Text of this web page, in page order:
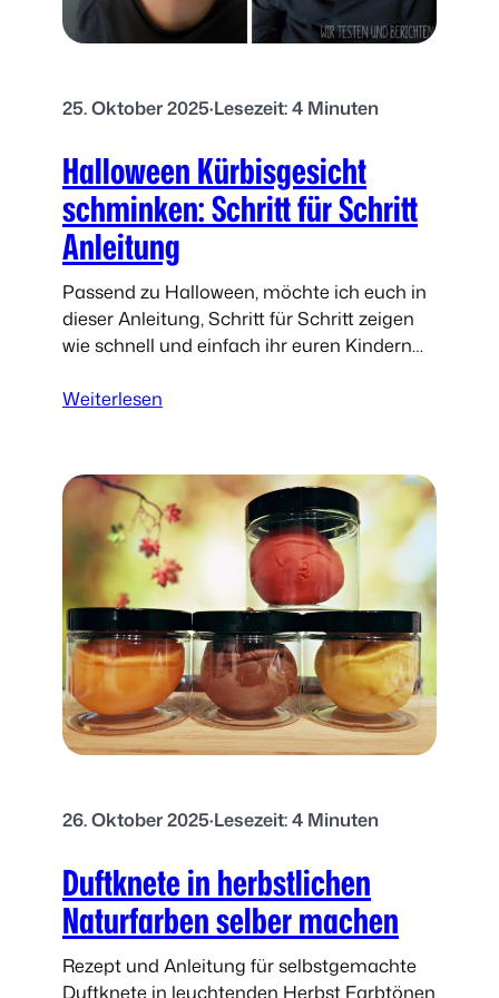
e
n
e
e
p
t
p
e
p
n
n
e
n
d
e
s
W
s
-
Ö
l
E
x
p
e
r
i
m
n
f
ü
r
i
25. Oktober 2025·Lesezeit: 4 Minuten
Halloween Kürbisgesicht
schminken: Schritt für Schritt
Anleitung
Passend zu Halloween, möchte ich euch in
dieser Anleitung, Schritt für Schritt zeigen
wie schnell und einfach ihr euren Kindern
Alles was ist hierfür benötigt…
Weiterlesen
l
l
o
w
e
e
n
K
ü
r
b
g
s
i
c
h
t
26. Oktober 2025·Lesezeit: 4 Minuten
Duftknete in herbstlichen
Naturfarben selber machen
Rezept und Anleitung für selbstgemachte
Duftknete in leuchtenden Herbst Farbtönen